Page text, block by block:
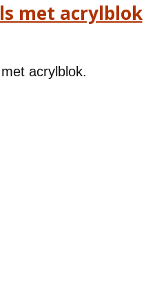
met acrylblok
acrylblok.